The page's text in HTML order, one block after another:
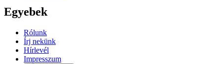
Egyebek
Rólunk
Írj nekünk
Hírlevél
Impresszum